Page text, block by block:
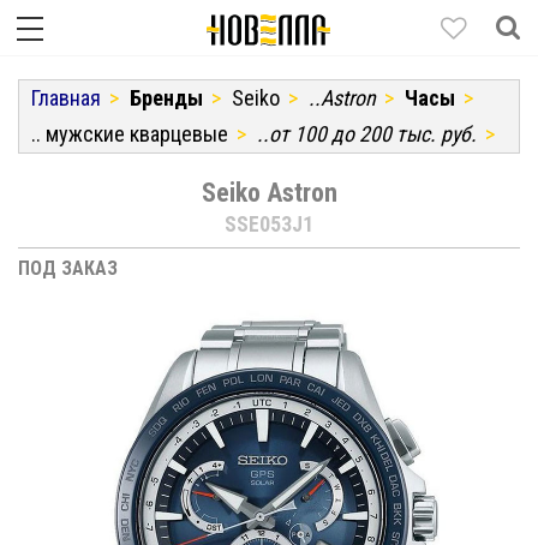
Главная Бренды Seiko ..Astron
Часы
.. мужские кварцевые
..от 100 до 200 тыс. руб.
Seiko Astron
SSE053J1
ПОД ЗАКАЗ